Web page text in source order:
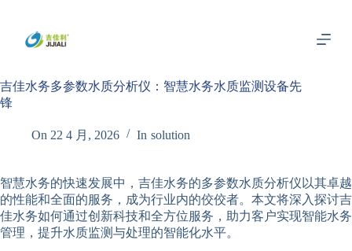
内
吉佳水务多参数水质分析仪：智慧水务水质监测设备先
锋
On 22 4 月, 2026 In solution
智慧水务的快速发展中，吉佳水务的多参数水质分析仪以其卓越
的性能和全面的服务，成为行业内的佼佼者。本文将深入探讨吉
佳水务如何通过创新科技和全方位服务，助力客户实现智能水务
管理，提升水质监测与处理的智能化水平。